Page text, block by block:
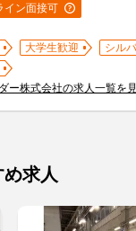
イン面接可
大学生歓迎 シル
ー株式会社の求人一覧を
求人